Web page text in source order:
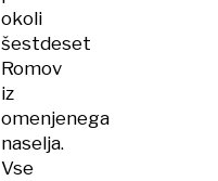
okoli
šestdeset
Romov
iz
omenjenega
naselja.
Vse